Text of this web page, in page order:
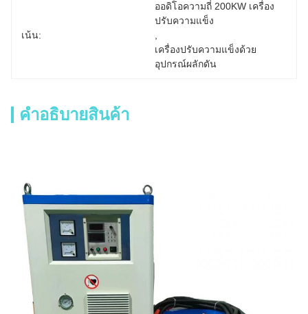
เน้น:
ออดิโอความถี่ 200KW เครื่อง
ปรับความแข็ง
เครื่องปรับความแข็งด้วย
อุปกรณ์ผลักดัน
คำอธิบายสินค้า